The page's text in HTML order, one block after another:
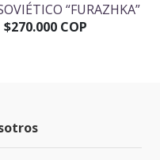
“FURAZHKA”
$270.000 COP